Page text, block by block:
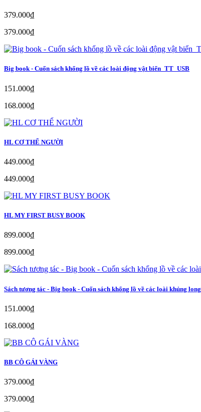
379.000₫
379.000₫
Big book - Cuốn sách khổng lồ về các loài động vật biển_TT_USB
151.000₫
168.000₫
HL CƠ THỂ NGƯỜI
449.000₫
449.000₫
HL MY FIRST BUSY BOOK
899.000₫
899.000₫
Sách tương tác - Big book - Cuốn sách khổng lồ về các loài khủng long
151.000₫
168.000₫
BB CÔ GÁI VÀNG
379.000₫
379.000₫